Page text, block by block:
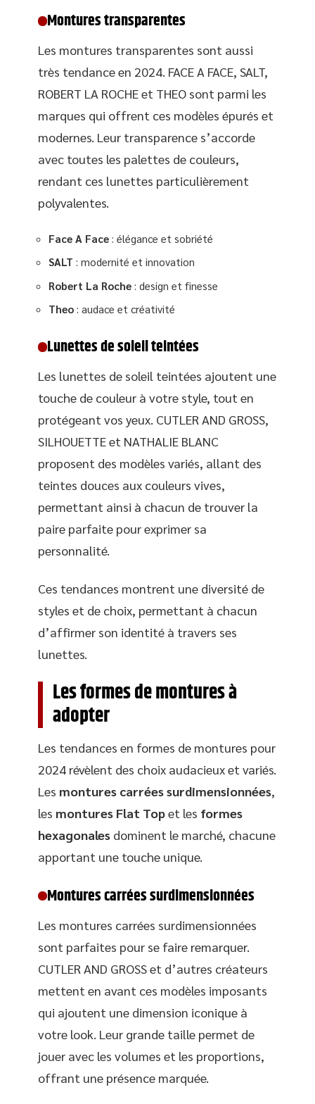
Montures transparentes
Les montures transparentes sont aussi
très tendance en 2024. FACE A FACE, SALT,
ROBERT LA ROCHE et THEO sont parmi les
marques qui offrent ces modèles épurés et
modernes. Leur transparence s’accorde
avec toutes les palettes de couleurs,
rendant ces lunettes particulièrement
polyvalentes.
Face A Face : élégance et sobriété
SALT : modernité et innovation
Robert La Roche : design et finesse
Theo : audace et créativité
Lunettes de soleil teintées
Les lunettes de soleil teintées ajoutent une
touche de couleur à votre style, tout en
protégeant vos yeux. CUTLER AND GROSS,
SILHOUETTE et NATHALIE BLANC
proposent des modèles variés, allant des
teintes douces aux couleurs vives,
permettant ainsi à chacun de trouver la
paire parfaite pour exprimer sa
personnalité.
Ces tendances montrent une diversité de
styles et de choix, permettant à chacun
d’affirmer son identité à travers ses
lunettes.
Les formes de montures à
adopter
Les tendances en formes de montures pour
2024 révèlent des choix audacieux et variés.
Les montures carrées surdimensionnées,
les montures Flat Topet les formes
hexagonales dominent le marché, chacune
apportant une touche unique.
Montures carrées surdimensionnées
Les montures carrées surdimensionnées
sont parfaites pour se faire remarquer.
CUTLER AND GROSS et d’autres créateurs
mettent en avant ces modèles imposants
qui ajoutent une dimension iconique à
votre look. Leur grande taille permet de
jouer avec les volumes et les proportions,
offrant une présence marquée.